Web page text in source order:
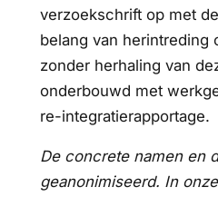
verzoekschrift op met
belang van herintreding
zonder herhaling van
onderbouwd met
re-integratierapportage.
De concrete namen en
geanonimiseerd. In